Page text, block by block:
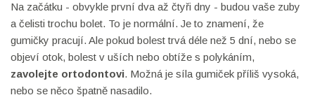
Na začátku - obvykle první dva až čtyři dny - budou vaše zuby
a čelisti trochu bolet. To je normální. Je to znamení, že
gumičky pracují. Ale pokud bolest trvá déle než 5 dní, nebo se
objeví otok, bolest v uších nebo obtíže s polykáním,
zavolejte ortodontovi. Možná je síla gumiček příliš vysoká,
nebo se něco špatně nasadilo.